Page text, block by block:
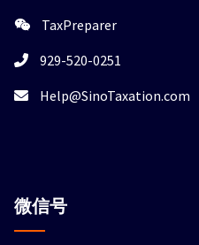
TaxPreparer
929-520-0251
Help@SinoTaxation.com
微信号